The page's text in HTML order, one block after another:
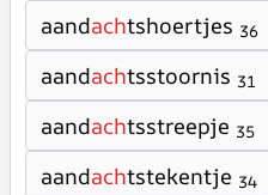
aandachtshoertjes 36
aandachtsstoornis 31
aandachtsstreepje 35
aandachtstekentje 34